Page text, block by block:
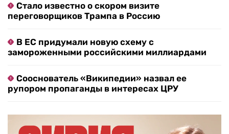
Стало известно о скором визите
переговорщиков Трампа в Россию
В ЕС придумали новую схему с
замороженными российскими миллиардами
Сооснователь «Википедии» назвал ее
рупором пропаганды в интересах ЦРУ